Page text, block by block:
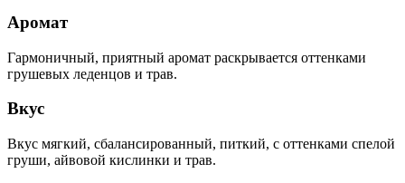
Аромат
Гармоничный, приятный аромат раскрывается оттенками
грушевых леденцов и трав.
Вкус
Вкус мягкий, сбалансированный, питкий, с оттенками спелой
груши, айвовой кислинки и трав.